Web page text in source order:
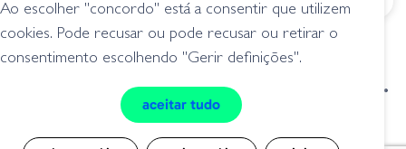
condições de venda
livro de reclamações
privacidade
cookies
Ao escolher "concordo" está a consentir que utilizem
cookies. Pode recusar ou pode recusar ou retirar o
consentimento escolhendo "Gerir definições".
aceitar tudo